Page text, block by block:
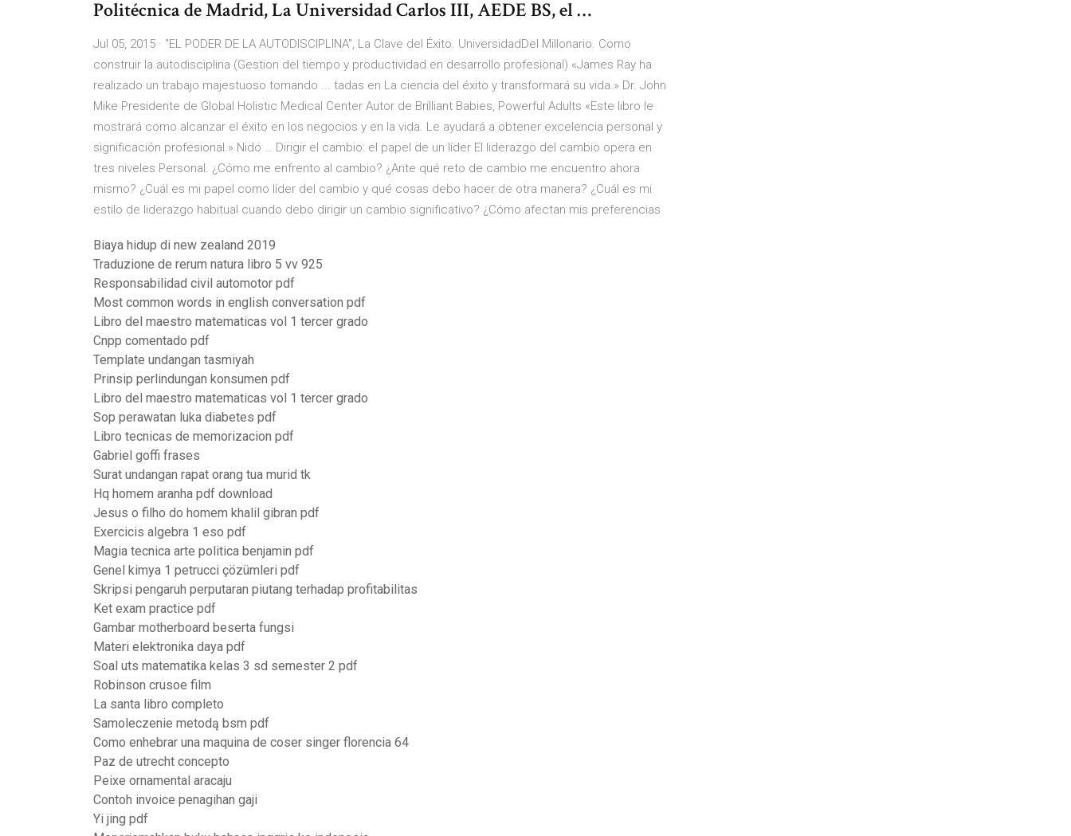
Politécnica de Madrid, La Universidad Carlos III, AEDE BS, el …
Jul 05, 2015 · "EL PODER DE LA AUTODISCIPLINA", La Clave del Éxito. UniversidadDel Millonario. Como
construir la autodisciplina (Gestion del tiempo y productividad en desarrollo profesional) «James Ray ha
realizado un trabajo majestuoso tomando ... tadas en La ciencia del éxito y transformará su vida.» Dr. John
Mike Presidente de Global Holistic Medical Center Autor de Brilliant Babies, Powerful Adults «Este libro le
mostrará como alcanzar el éxito en los negocios y en la vida. Le ayudará a obtener excelencia personal y
significación profesional.» Nido … Dirigir el cambio: el papel de un líder El liderazgo del cambio opera en
tres niveles Personal. ¿Cómo me enfrento al cambio? ¿Ante qué reto de cambio me encuentro ahora
mismo? ¿Cuál es mi papel como líder del cambio y qué cosas debo hacer de otra manera? ¿Cuál es mi
estilo de liderazgo habitual cuando debo dirigir un cambio significativo? ¿Cómo afectan mis preferencias
Biaya hidup di new zealand 2019
Traduzione de rerum natura libro 5 vv 925
Responsabilidad civil automotor pdf
Most common words in english conversation pdf
Libro del maestro matematicas vol 1 tercer grado
Cnpp comentado pdf
Template undangan tasmiyah
Prinsip perlindungan konsumen pdf
Libro del maestro matematicas vol 1 tercer grado
Sop perawatan luka diabetes pdf
Libro tecnicas de memorizacion pdf
Gabriel goffi frases
Surat undangan rapat orang tua murid tk
Hq homem aranha pdf download
Jesus o filho do homem khalil gibran pdf
Exercicis algebra 1 eso pdf
Magia tecnica arte politica benjamin pdf
Genel kimya 1 petrucci çözümleri pdf
Skripsi pengaruh perputaran piutang terhadap profitabilitas
Ket exam practice pdf
Gambar motherboard beserta fungsi
Materi elektronika daya pdf
Soal uts matematika kelas 3 sd semester 2 pdf
Robinson crusoe film
La santa libro completo
Samoleczenie metodą bsm pdf
Como enhebrar una maquina de coser singer florencia 64
Paz de utrecht concepto
Peixe ornamental aracaju
Contoh invoice penagihan gaji
Yi jing pdf